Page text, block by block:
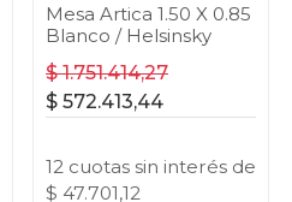
Mesa Artica 1.50 X 0.85
Blanco / Helsinsky
$1.751.414,27
$ 572.413,44
12 cuotas sin interés de
$ 47.701,12